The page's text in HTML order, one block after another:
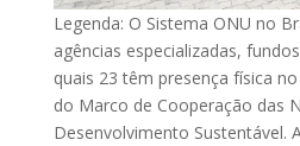
Legenda: O Sistema ONU no
agências especializadas,
quais 23 têm presença física
do Marco de Cooperação das
Desenvolvimento Sustentável.